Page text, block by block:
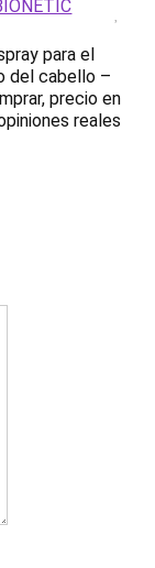
para el
del cabello –
precio en
reales